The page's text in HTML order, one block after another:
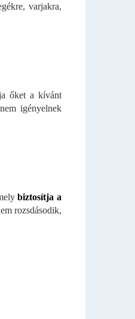
varjakra,
őket a kívánt
igényelnek
biztosítja a
rozsdásodik,